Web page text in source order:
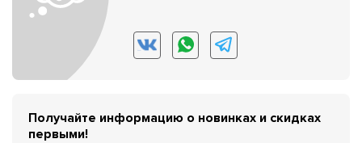
Получайте информацию о новинках и скидках
первыми!